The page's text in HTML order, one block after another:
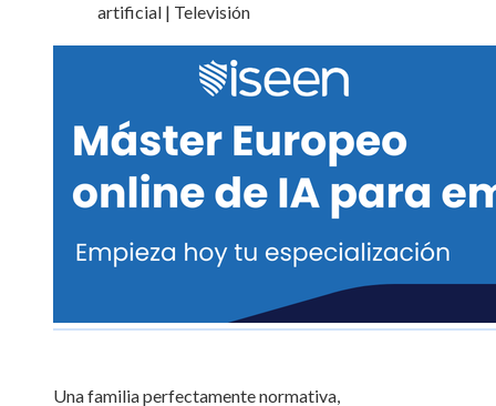
artificial | Televisión
Una familia perfectamente normativa,